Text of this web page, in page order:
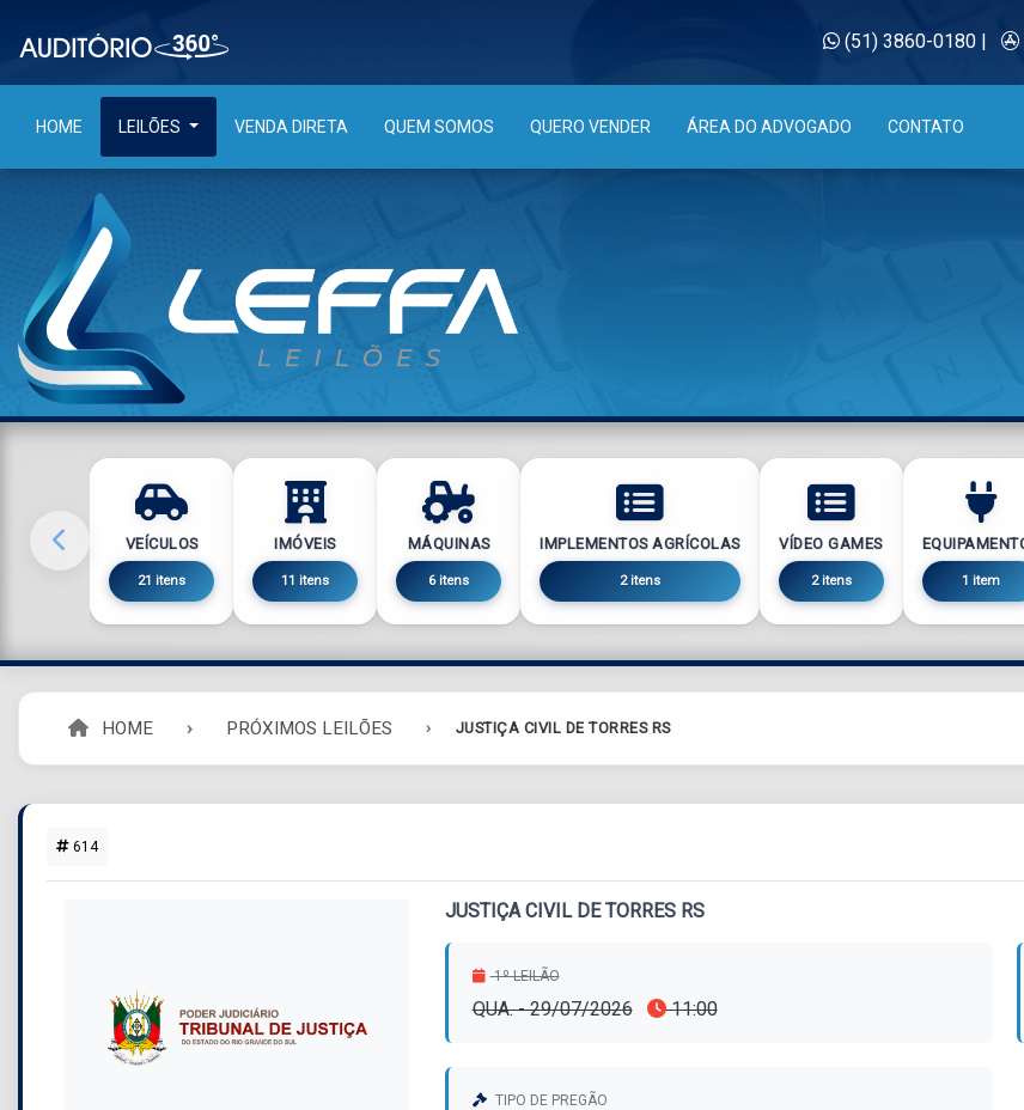
(51) 3860-0180|
HOME LEILÕES VENDA DIRETA QUEM SOMOS QUERO VENDER ÁREA DO ADVOGADO CONTATO
VEÍCULOS
21 itens
IMÓVEIS
11 itens
MÁQUINAS
6 itens
IMPLEMENTOS AGRÍCOLAS
2 itens
VÍDEO GAMES
2 itens 1 item
HOME PRÓXIMOS LEILÕES JUSTIÇA CIVIL DE TORRES RS
614
JUSTIÇA CIVIL DE TORRES RS
1º LEILÃO
QUA. - 29/07/2026 11:00
TIPO DE PREGÃO